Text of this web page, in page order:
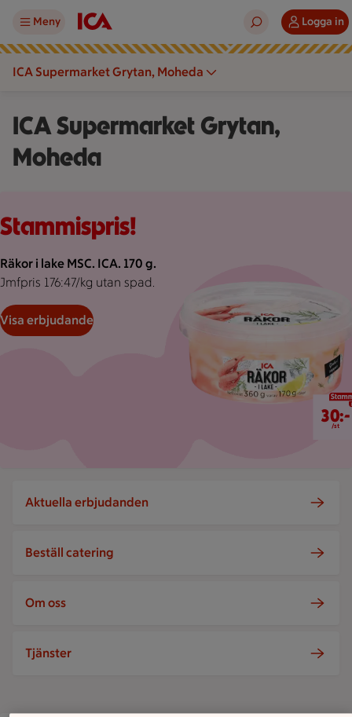
Meny Logga in
ICA Supermarket Grytan, Moheda
ICA Supermarket Grytan,
Moheda
Stammispris!
Räkor i lake MSC. ICA. 170 g.
Jmfpris 176:47/kg utan spad.
Visa erbjudande
30 kr/st
30:-
/st
Aktuella erbjudanden
Beställ catering
Om oss
Tjänster